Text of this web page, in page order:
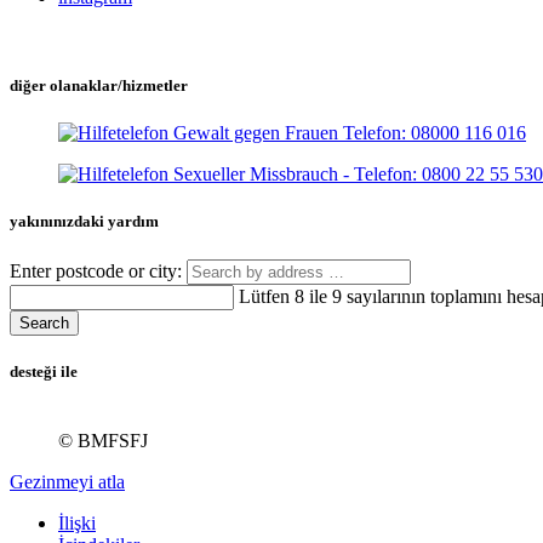
diğer olanaklar/hizmetler
yakınınızdaki yardım
Enter postcode or city:
Lütfen 8 ile 9 sayılarının toplamını
Search
desteği ile
© BMFSFJ
Gezinmeyi atla
İlişki